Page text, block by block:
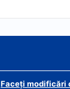
Faceți modificări